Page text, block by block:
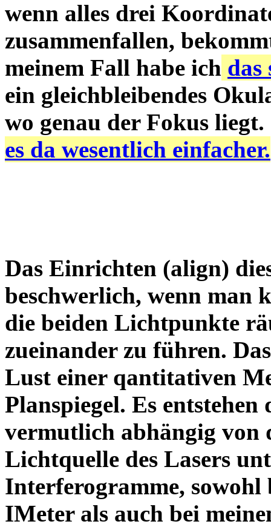
wenn alles drei
zusammenfallen,
meinem Fall habe ich das
ein gleichbleibendes
wo genau der Fokus liegt.
es da wesentlich einfacher.
Das Einrichten (align)
beschwerlich, wenn man
die beiden Lichtpunkte
zueinander zu führen.
Lust einer qantitativen
Planspiegel. Es entstehen
vermutlich abhängig von
Lichtquelle des Lasers
Interferogramme, sowohl
IMeter als auch bei